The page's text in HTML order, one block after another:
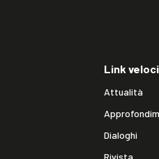
Link veloci
Attualità
Dialoghi
Rivista